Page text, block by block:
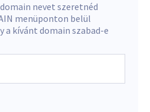
nevet szeretnéd
menüponton belül
kívánt domain szabad-e